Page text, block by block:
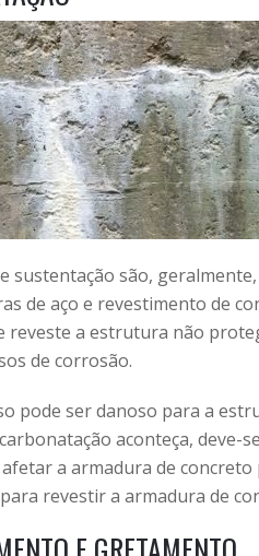
sustentação são,
de aço e revestimento de
reveste a estrutura não
de corrosão.
pode ser danoso para a
aconteça,
a armadura de
revestir a armadura de